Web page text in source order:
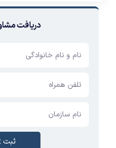
دریافت
ثبت